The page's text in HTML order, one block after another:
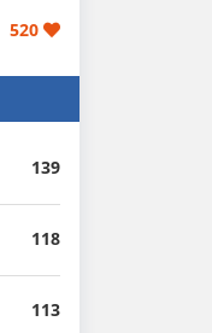
520
139
118
113